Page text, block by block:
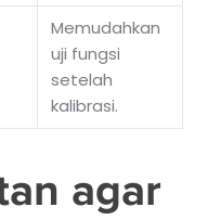
Memudahkan
uji fungsi
setelah
kalibrasi.
agar